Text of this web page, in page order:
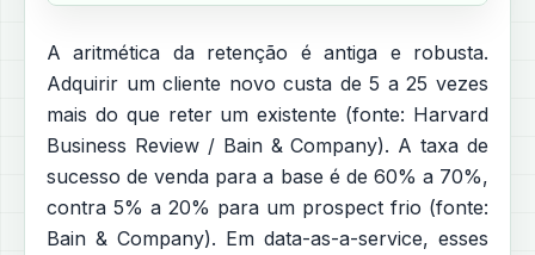
A aritmética da retenção é antiga e robusta.
Adquirir um cliente novo custa de 5 a 25 vezes
mais do que reter um existente (fonte: Harvard
Business Review / Bain & Company). A taxa de
sucesso de venda para a base é de 60% a 70%,
contra 5% a 20% para um prospect frio (fonte:
Bain & Company). Em data-as-a-service, esses